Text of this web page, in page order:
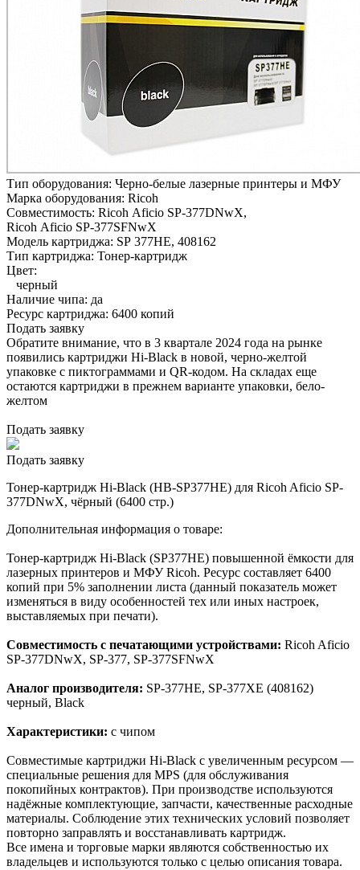
Тип оборудования: Черно-белые лазерные принтеры и МФУ
Марка оборудования: Ricoh
Совместимость: Ricoh Aficio SP-377DNwX,
Ricoh Aficio SP-377SFNwX
Модель картриджа: SP 377HE, 408162
Тип картриджа: Тонер-картридж
Цвет:
черный
Наличие чипа: да
Ресурс картриджа: 6400 копий
Подать заявку
Обратите внимание, что в 3 квартале 2024 года на рынке
появились картриджи Hi-Black в новой, черно-желтой
упаковке с пиктограммами и QR-кодом. На складах еще
остаются картриджи в прежнем варианте упаковки, бело-
желтом
Подать заявку
Подать заявку
Тонер-картридж Hi-Black (HB-SP377HE) для Ricoh Aficio SP-
377DNwX, чёрный (6400 стр.)
Дополнительная информация о товаре:
Тонер-картридж Hi-Black (SP377HE) повышенной ёмкости для
лазерных принтеров и МФУ Ricoh. Ресурс составляет 6400
копий при 5% заполнении листа (данный показатель может
изменяться в виду особенностей тех или иных настроек,
выставляемых при печати).
Совместимость с печатающими устройствами: Ricoh Aficio
SP-377DNwX, SP-377, SP-377SFNwX
Аналог производителя: SP-377HE, SP-377XE (408162)
черный, Black
Характеристики: с чипом
Cовместимые картриджи Hi-Black с увеличенным ресурсом —
специальные решения для MPS (для обслуживания
покопийных контрактов). При производстве используются
надёжные комплектующие, запчасти, качественные расходные
материалы. Соблюдение этих технических условий позволяет
повторно заправлять и восстанавливать картридж.
Все имена и торговые марки являются собственностью их
владельцев и используются только с целью описания товара.